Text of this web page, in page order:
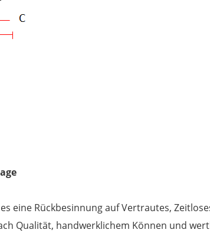
eine Rückbesinnung auf Vertrautes,
Qualität, handwerklichem Können und